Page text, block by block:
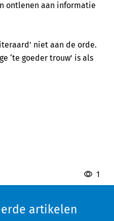
ontlenen aan informatie
niet aan de orde.
‘te goeder trouw' is als
1
artikelen